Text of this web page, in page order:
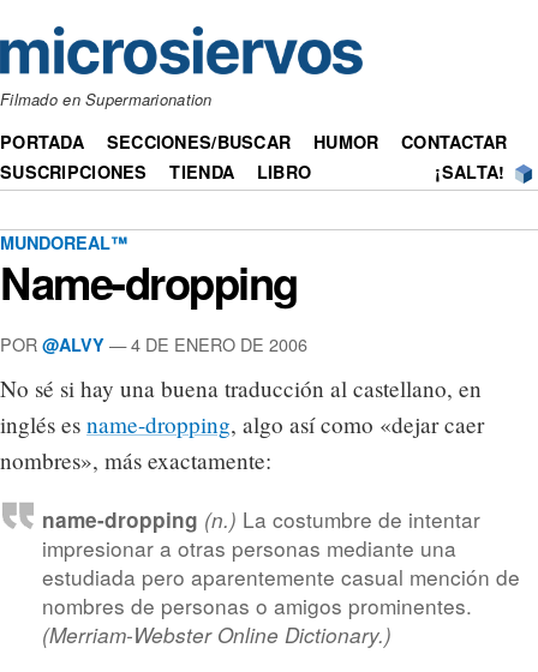
Filmado en Supermarionation
PORTADA SECCIONES/BUSCAR HUMOR
CONTACTAR
SUSCRIPCIONES
TIENDA LIBRO ¡SALTA!
MUNDOREAL™
Name-dropping
POR @ALVY — 4 DE ENERO DE 2006
No sé si hay una buena traducción al castellano, en
inglés es name-dropping, algo así como «dejar caer
nombres», más exactamente:
name-dropping (n.) La costumbre de intentar
impresionar a otras personas mediante una
estudiada pero aparentemente casual mención de
nombres de personas o amigos prominentes.
(Merriam-Webster Online Dictionary.)